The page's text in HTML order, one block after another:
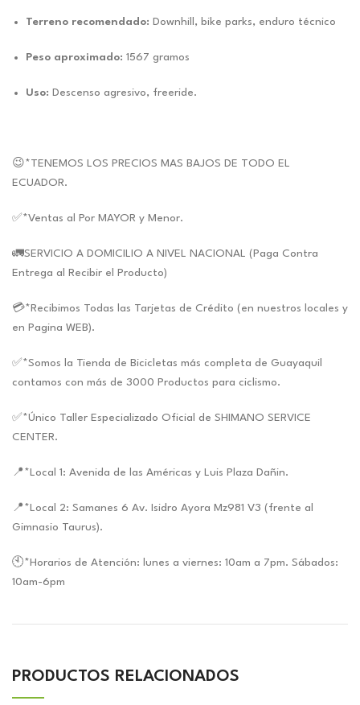
Terreno recomendado: Downhill, bike parks, enduro técnico
Peso aproximado: 1567 gramos
Uso: Descenso agresivo, freeride.
😉*TENEMOS LOS PRECIOS MAS BAJOS DE TODO EL
ECUADOR.
✅*Ventas al Por MAYOR y Menor.
🚛SERVICIO A DOMICILIO A NIVEL NACIONAL (Paga Contra
Entrega al Recibir el Producto)
💳*Recibimos Todas las Tarjetas de Crédito (en nuestros locales y
en Pagina WEB).
✅*Somos la Tienda de Bicicletas más completa de Guayaquil
contamos con más de 3000 Productos para ciclismo.
✅*Único Taller Especializado Oficial de SHIMANO SERVICE
CENTER.
📍*Local 1: Avenida de las Américas y Luis Plaza Dañin.
📍*Local 2: Samanes 6 Av. Isidro Ayora Mz981 V3 (frente al
Gimnasio Taurus).
🕙*Horarios de Atención: lunes a viernes: 10am a 7pm. Sábados:
10am-6pm
PRODUCTOS RELACIONADOS